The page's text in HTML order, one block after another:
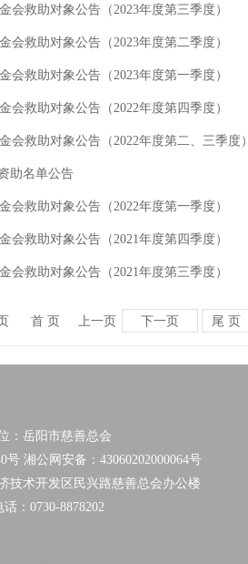
救助对象公告（2023年度第三季度）
救助对象公告（2023年度第二季度）
救助对象公告（2023年度第一季度）
救助对象公告（2022年度第四季度）
会救助对象公告（2022年度第二、三季度）
助名单公告
救助对象公告（2022年度第一季度）
救助对象公告（2021年度第四季度）
救助对象公告（2021年度第三季度）
首 页 上一页 下一页 尾 页